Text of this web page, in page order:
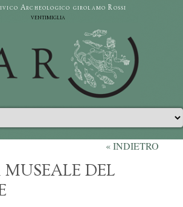
Archeologico girolamo Rossi
ventimiglia
« INDIETRO
DEL